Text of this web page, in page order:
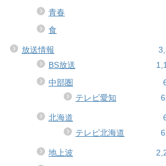
青春
食
放送情報
BS放送
中部圏
テレビ愛知
北海道
テレビ北海道
地上波